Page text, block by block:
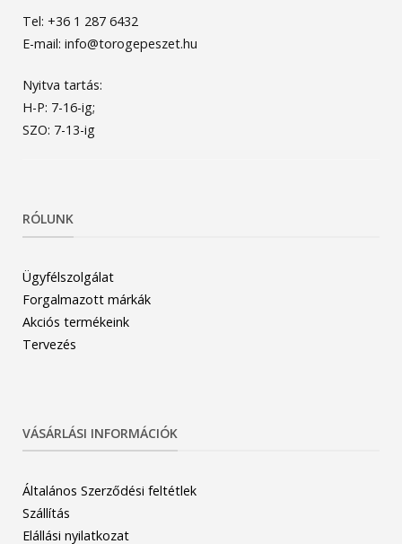
Tel: +36 1 287 6432
E-mail: info@torogepeszet.hu
Nyitva tartás:
H-P: 7-16-ig;
SZO: 7-13-ig
RÓLUNK
Ügyfélszolgálat
Forgalmazott márkák
Akciós termékeink
Tervezés
VÁSÁRLÁSI INFORMÁCIÓK
Általános Szerződési feltétlek
Szállítás
Elállási nyilatkozat